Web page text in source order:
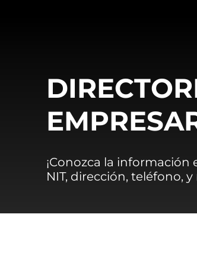
¡Conozca la
NIT, dirección, teléfono,